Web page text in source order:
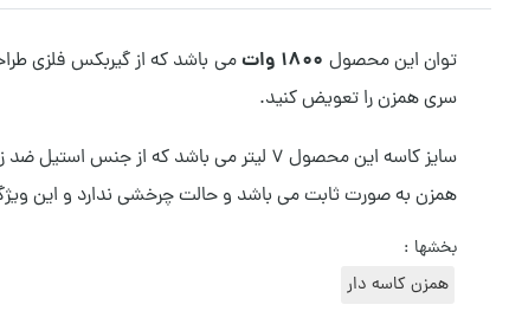
توان این محصول
سری همزن را تعویض کنید.
همزن به صورت ثابت می باشد و حالت چرخشی ندارد و این
بخشها :
همزن کاسه دار